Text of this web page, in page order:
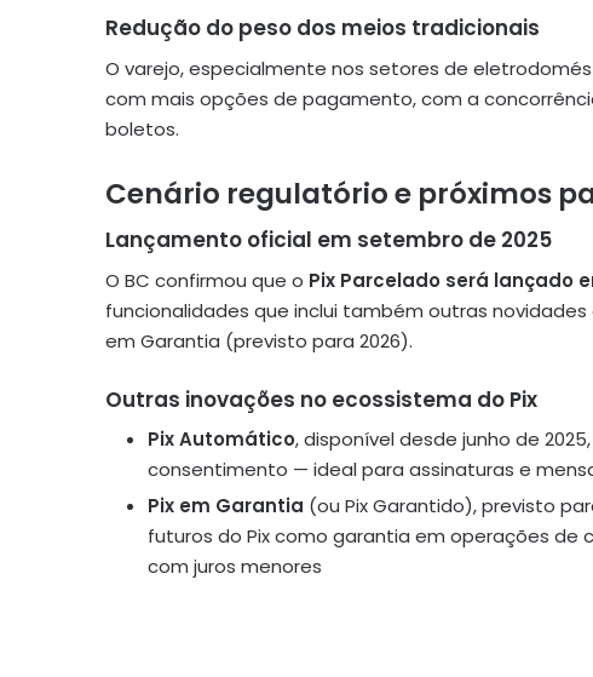
Redução do peso dos meios tradicionais
O varejo, especialmente nos setores de
com mais opções de pagamento, com a
boletos.
Cenário regulatório e próximos
Lançamento oficial em setembro de 2025
O BC confirmou que o Pix Parcelado será lançado
funcionalidades que inclui também outras
em Garantia (previsto para 2026).
Outras inovações no ecossistema do Pix
Pix Automático, disponível desde junho de
consentimento — ideal para assinaturas e
Pix em Garantia (ou Pix Garantido), previsto
futuros do Pix como garantia em operações
com juros menores